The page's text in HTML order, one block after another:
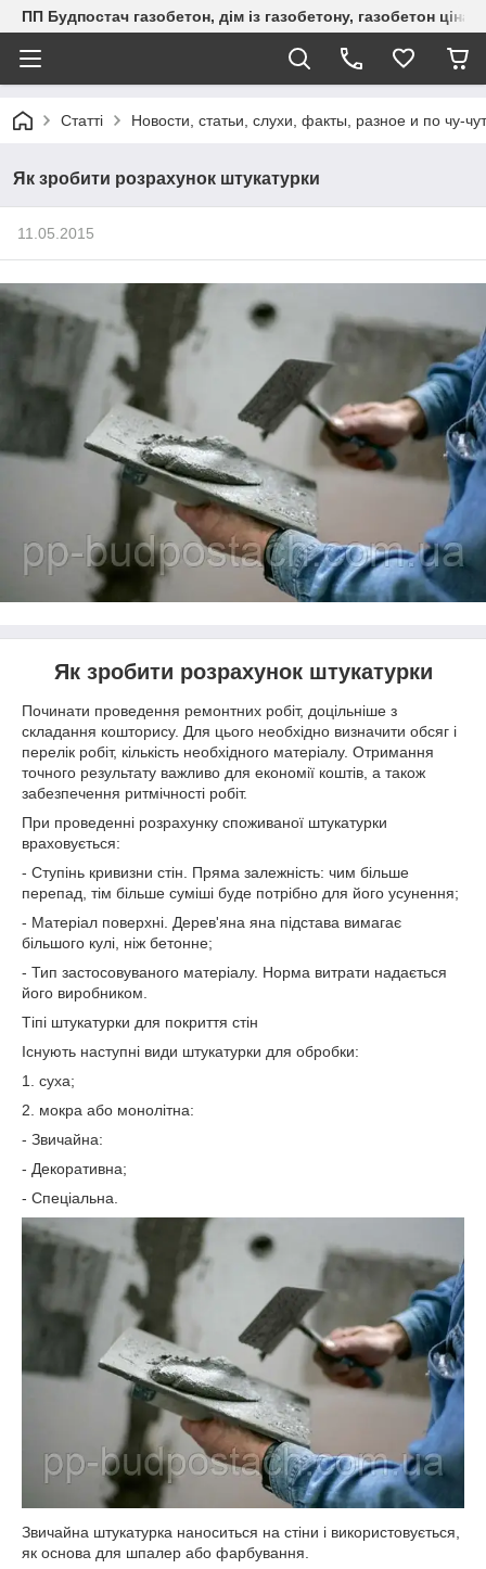
ПП Будпостач газобетон, дім із газобетону, газобетон
Статті Новости, статьи, слухи, факты, разное и по чу-
Як зробити розрахунок штукатурки
11.05.2015
Як зробити розрахунок штукатурки
Починати проведення ремонтних робіт, доцільніше з
складання кошторису. Для цього необхідно визначити обсяг і
перелік робіт, кількість необхідного матеріалу. Отримання
точного результату важливо для економії коштів, а також
забезпечення ритмічності робіт.
При проведенні розрахунку споживаної штукатурки
враховується:
- Ступінь кривизни стін. Пряма залежність: чим більше
перепад, тім більше суміші буде потрібно для його усунення;
- Матеріал поверхні. Дерев'яна яна підстава вимагає
більшого кулі, ніж бетонне;
- Тип застосовуваного матеріалу. Норма витрати надається
його виробником.
Тіпі штукатурки для покриття стін
Існують наступні види штукатурки для обробки:
1. суха;
2. мокра або монолітна:
- Звичайна:
- Декоративна;
- Спеціальна.
Звичайна штукатурка наноситься на стіни і використовується,
як основа для шпалер або фарбування.